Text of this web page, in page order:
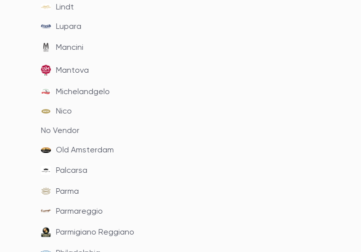
Lindt
Lupara
Mancini
Mantova
Michelandgelo
Nico
No Vendor
Old Amsterdam
Palcarsa
Parma
Parmareggio
Parmigiano Reggiano